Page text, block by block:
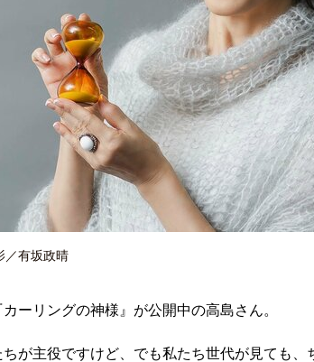
有坂政晴
ーリングの神様』が公開中の高島さん。
ちが主役ですけど、でも私たち世代が見ても